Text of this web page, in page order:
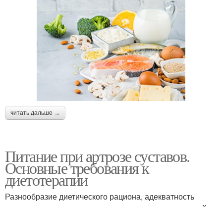
читать дальше →
Питание при артрозе суставов.
Основные требования к
диетотерапии
Разнообразие диетического рациона, адекватность